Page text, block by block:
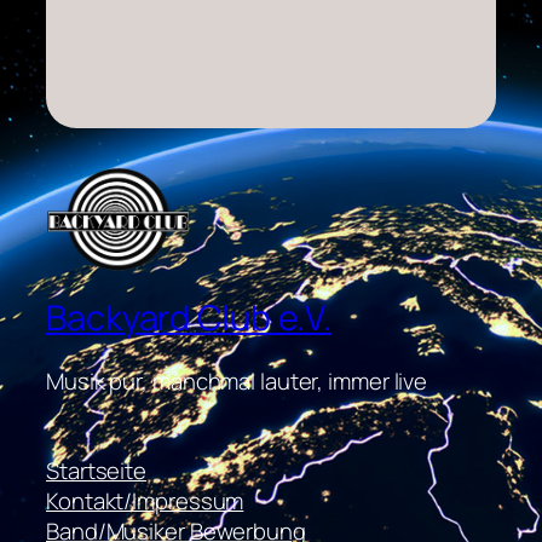
Backyard Club e.V.
Musik pur, manchmal lauter, immer live
Startseite
Kontakt/Impressum
Band/Musiker Bewerbung